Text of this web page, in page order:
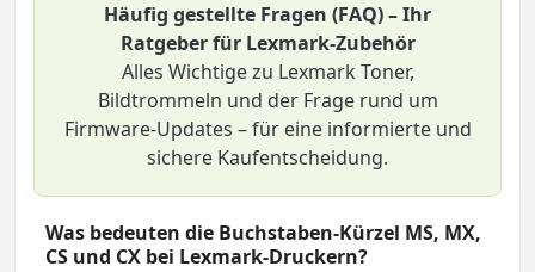
Häufig gestellte Fragen (FAQ) – Ihr
Ratgeber für Lexmark-Zubehör
Alles Wichtige zu Lexmark Toner,
Bildtrommeln und der Frage rund um
Firmware-Updates – für eine informierte und
sichere Kaufentscheidung.
Was bedeuten die Buchstaben-Kürzel MS, MX,
CS und CX bei Lexmark-Druckern?